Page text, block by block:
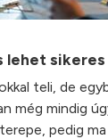
lehet sikeres
teli, de
még mindig
pedig